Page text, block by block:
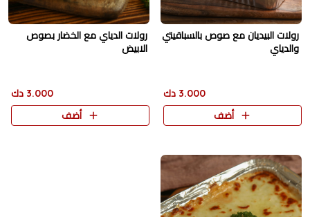
رولات البيديان مع صوص بالسباقيتي
والدياي
3.000 دك
أضف
رولات الدياي مع الخضار بصوص
الابيض
3.000 دك
أضف